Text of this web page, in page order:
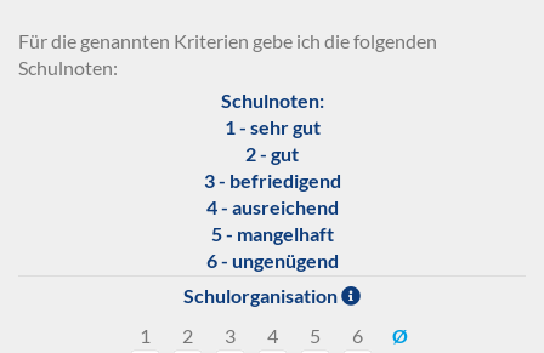
Für die genannten Kriterien gebe ich die folgenden
Schulnoten:
Schulnoten:
1 - sehr gut
2 - gut
3 - befriedigend
4 - ausreichend
5 - mangelhaft
6 - ungenügend
Schulorganisation
1
2 3 4 5 6 Ø